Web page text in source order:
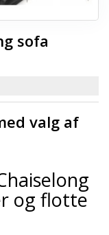
sofa
valg af
og flotte